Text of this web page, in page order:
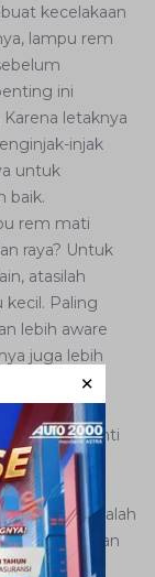
kecelakaan
lampu rem
ini
letaknya
injak
untuk
baik.
rem mati
raya? Untuk
atasilah
Paling
lebih aware
juga lebih
jangan
Ganti
rusak.
Jika lampu
bermasalah
mika dan